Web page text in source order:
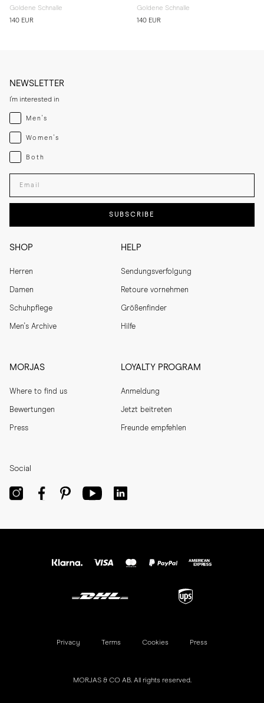
Goldene Schnalle
140 EUR
Goldene Schnalle
140 EUR
SHOP
Herren
Damen
Schuhpflege
Men's Archive
HELP
Sendungsverfolgung
Retoure vornehmen
Größenfinder
Hilfe
MORJAS
Where to find us
Bewertungen
Press
LOYALTY PROGRAM
Anmeldung
Jetzt beitreten
Freunde empfehlen
NEWSLETTER
I'm interested in
Menswear
Men's
Womenswear
Women's
Both
Both
Enter your email adress
SUBSCRIBE
Social
MORJAS & CO AB. All rights reserved.
Privacy Terms Cookies Press